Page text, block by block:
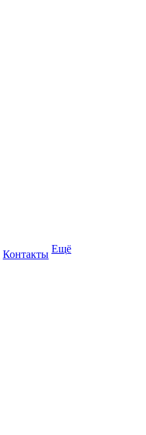
Контакты Ещё